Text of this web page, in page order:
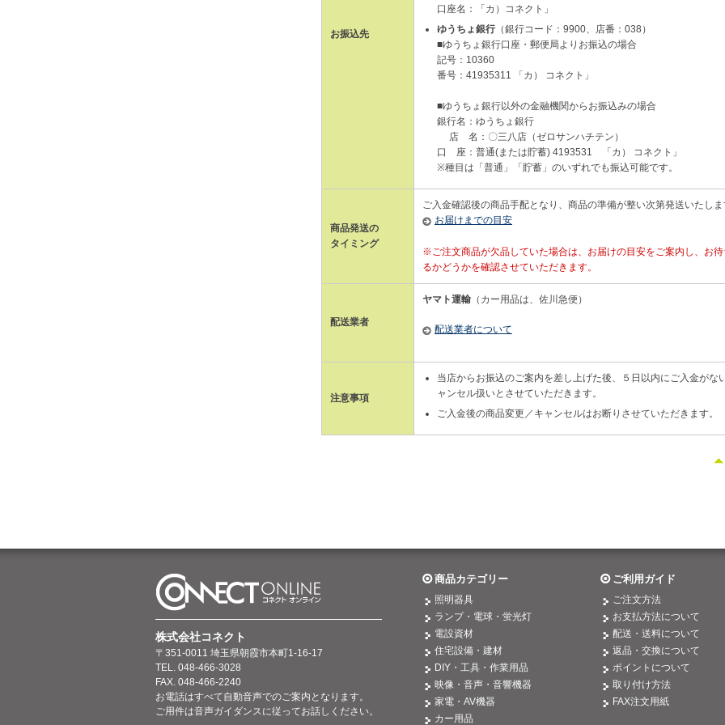
お振込先
口座名：「カ）コネクト」
ゆうちょ銀行（銀行コード：9900、店番：038）
■ゆうちょ銀行口座・郵便局よりお振込の場合
記号：10360
番号：41935311 「カ） コネクト」
■ゆうちょ銀行以外の金融機関からお振込みの場合
銀行名：ゆうちょ銀行
店 名：〇三八店（ゼロサンハチテン）
口 座：普通(または貯蓄) 4193531 「カ） コネクト」
※種目は「普通」「貯蓄」のいずれでも振込可能です。
商品発送の
タイミング
ご入金確認後の商品手配となり、商品の準備が整い次第発送いたしま
お届けまでの目安
※ご注文商品が欠品していた場合は、お届けの目安をご案内し、お待
るかどうかを確認させていただきます。
配送業者
ヤマト運輸 （カー用品は、佐川急便）
配送業者について
注意事項
当店からお振込のご案内を差し上げた後、５日以内にご入金がな
ャンセル扱いとさせていただきます。
ご入金後の商品変更／キャンセルはお断りさせていただきます。
株式会社コネクト
〒351-0011 埼玉県朝霞市本町1-16-17
TEL. 048-466-3028
FAX. 048-466-2240
お電話はすべて自動音声でのご案内となります。
ご用件は音声ガイダンスに従ってお話しください。
商品カテゴリー
照明器具
ランプ・電球・蛍光灯
電設資材
住宅設備・建材
DIY・工具・作業用品
映像・音声・音響機器
家電・AV機器
カー用品
ご利用ガイド
ご注文方法
お支払方法について
配送・送料について
返品・交換について
ポイントについて
取り付け方法
FAX注文用紙